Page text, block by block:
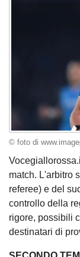
© foto di
match. L'arbitro
referee) e del
controllo della
rigore, possibili
destinatari di